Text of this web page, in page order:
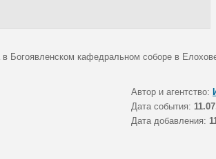
Богоявленском кафедральном соборе в
Автор и агентство:
Дата события:
Дата добавления: